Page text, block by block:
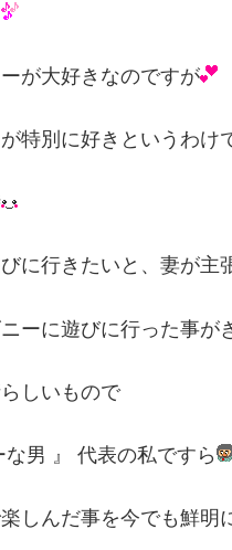
が大好きなのですが
特別に好きというわけ
に行きたいと、妻が主
ーに遊びに行った事が
しいもので
男 』 代表の私ですら
しんだ事を今でも鮮明